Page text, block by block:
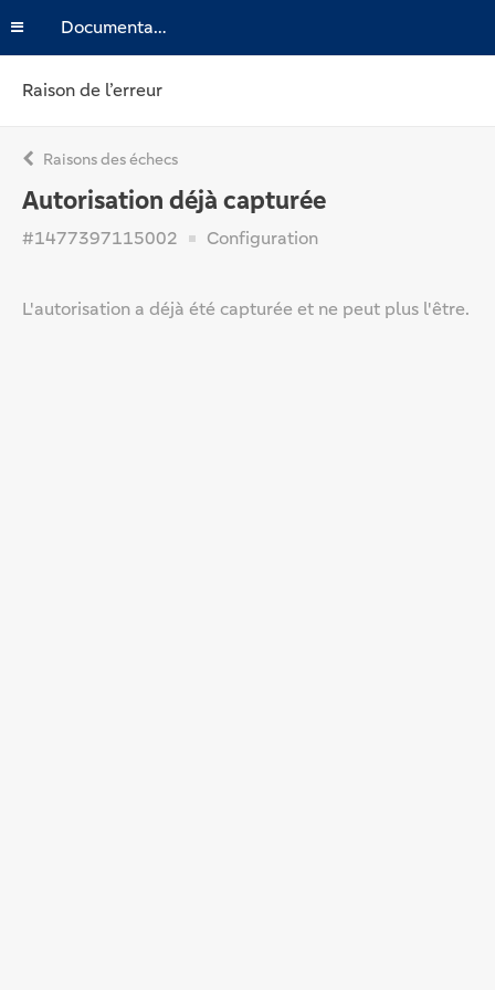
Documentation
Raison de l’erreur
Raisons des échecs
Autorisation déjà capturée
#1477397115002 Configuration
L'autorisation a déjà été capturée et ne peut plus l'être.